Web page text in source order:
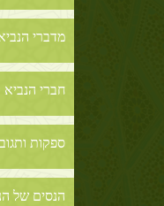
מדברי
חברי
ספקות
הנסים של